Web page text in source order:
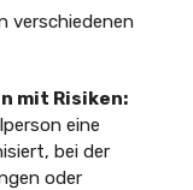
verschiedenen
mit Risiken:
eine
bei der
oder